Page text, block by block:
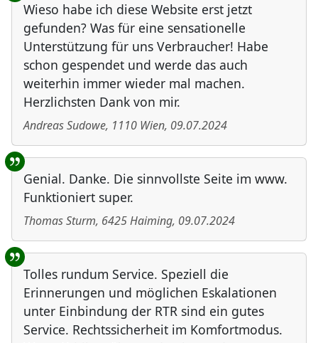
Wieso habe ich diese Website erst jetzt
gefunden? Was für eine sensationelle
Unterstützung für uns Verbraucher! Habe
schon gespendet und werde das auch
weiterhin immer wieder mal machen.
Herzlichsten Dank von mir.
Andreas Sudowe, 1110 Wien, 09.07.2024
Genial. Danke. Die sinnvollste Seite im www.
Funktioniert super.
Thomas Sturm, 6425Haiming, 09.07.2024
Tolles rundum Service. Speziell die
Erinnerungen und möglichen Eskalationen
unter Einbindung der RTR sind ein gutes
Service. Rechtssicherheit im Komfortmodus.